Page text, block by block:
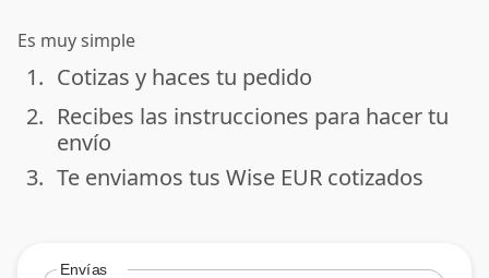
Es muy simple
done
1. Cotizas y haces tu pedido
done
2. Recibes las instrucciones para hacer tu
envío
done
3. Te enviamos tus Wise EUR cotizados
Envías